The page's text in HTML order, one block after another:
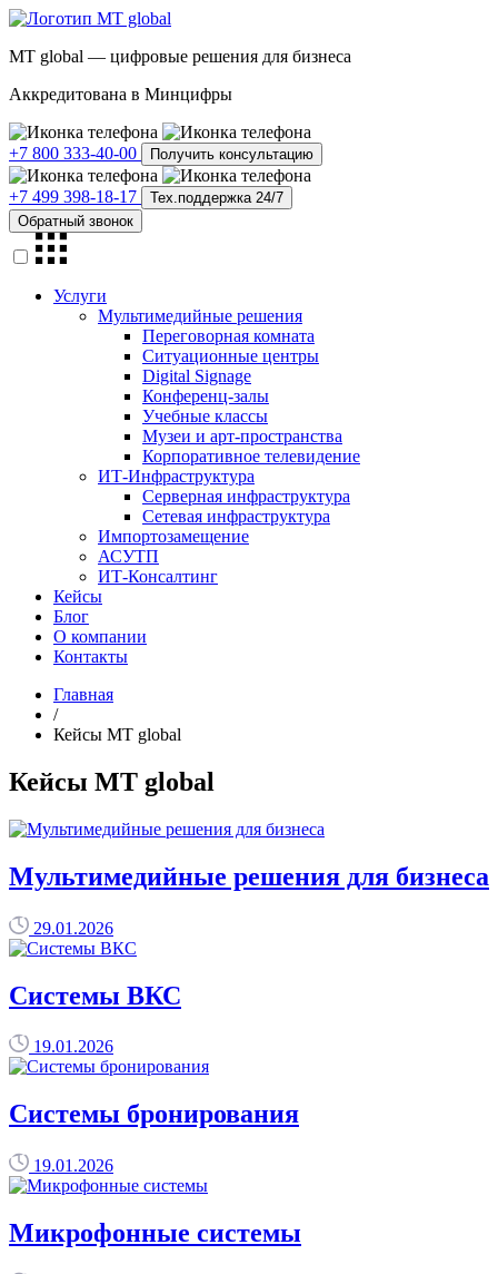
МТ global — цифровые решения для бизнеса
Аккредитована в Минцифры
+7 800 333-40-00 Получить консультацию
+7 499 398-18-17
Тех.поддержка 24/7
Обратный звонок
Услуги
Мультимедийные решения
Переговорная комната
Ситуационные центры
Digital Signage
Конференц-залы
Учебные классы
Музеи и арт-пространства
Корпоративное телевидение
ИТ-Инфраструктура
Серверная инфраструктура
Сетевая инфраструктура
Импортозамещение
АСУТП
ИТ-Консалтинг
Кейсы
Блог
О компании
Контакты
Главная
/
Кейсы MT global
Кейсы MT global
Мультимедийные решения для бизнеса
29.01.2026
Системы ВКС
19.01.2026
Системы бронирования
19.01.2026
Микрофонные системы